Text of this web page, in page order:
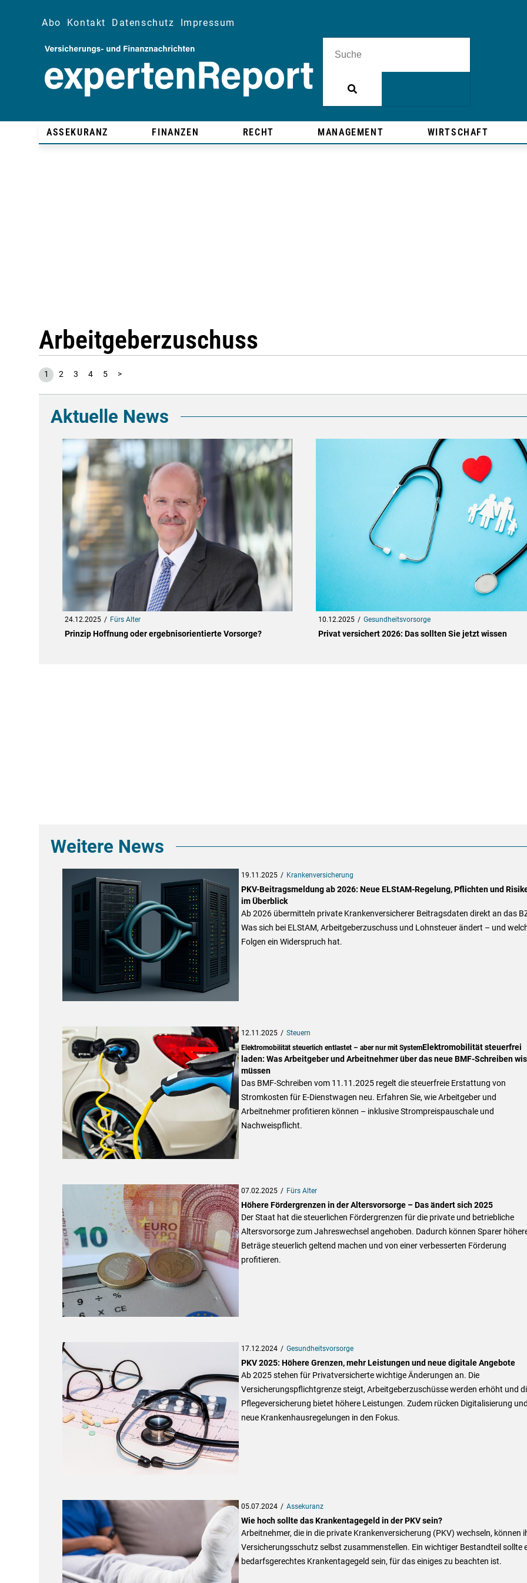
Abo Kontakt Datenschutz Impressum
ASSEKURANZ FINANZEN RECHT MANAGEMENT WIRTSCHAFT
Arbeitgeberzuschuss
1 2 3 4 5 >
Aktuelle News
24.12.2025 Fürs Alter
Prinzip Hoffnung oder ergebnisorientierte Vorsorge?
10.12.2025 Gesundheitsvorsorge
Privat versichert 2026: Das sollten Sie jetzt wissen
Weitere News
19.11.2025 Krankenversicherung
PKV-Beitragsmeldung ab 2026: Neue ELStAM-Regelung, Pflichten und
im Überblick
Ab 2026 übermitteln private Krankenversicherer Beitragsdaten direkt an das
Was sich bei ELStAM, Arbeitgeberzuschuss und Lohnsteuer ändert – und
Folgen ein Widerspruch hat.
12.11.2025
Steuern
Elektromobilität steuerlich entlastet – aber nur mit SystemElektromobilität steuerfrei
laden: Was Arbeitgeber und Arbeitnehmer über das neue BMF-Schreiben
müssen
Das BMF-Schreiben vom 11.11.2025 regelt die steuerfreie Erstattung von
Stromkosten für E-Dienstwagen neu. Erfahren Sie, wie Arbeitgeber und
Arbeitnehmer profitieren können – inklusive Strompreispauschale und
Nachweispflicht.
07.02.2025 Fürs Alter
Höhere Fördergrenzen in der Altersvorsorge – Das ändert sich 2025
Der Staat hat die steuerlichen Fördergrenzen für die private und betriebliche
Altersvorsorge zum Jahreswechsel angehoben. Dadurch können Sparer
Beträge steuerlich geltend machen und von einer verbesserten Förderung
profitieren.
17.12.2024 Gesundheitsvorsorge
PKV 2025: Höhere Grenzen, mehr Leistungen und neue digitale Angebote
Ab 2025 stehen für Privatversicherte wichtige Änderungen an. Die
Versicherungspflichtgrenze steigt, Arbeitgeberzuschüsse werden erhöht und
Pflegeversicherung bietet höhere Leistungen. Zudem rücken Digitalisierung und
neue Krankenhausregelungen in den Fokus.
05.07.2024 Assekuranz
Wie hoch sollte das Krankentagegeld in der PKV sein?
Arbeitnehmer, die in die private Krankenversicherung (PKV) wechseln, können
Versicherungsschutz selbst zusammenstellen. Ein wichtiger Bestandteil sollte
bedarfsgerechtes Krankentagegeld sein, für das einiges zu beachten ist.